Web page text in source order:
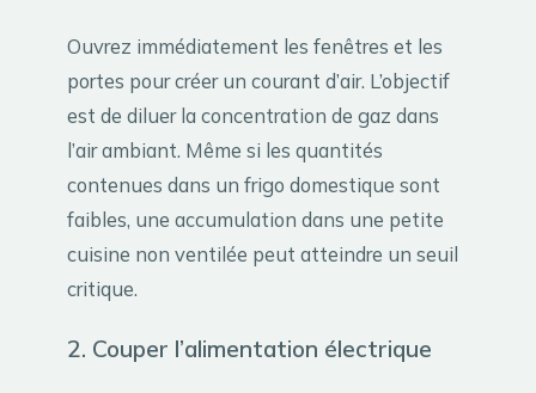
Ouvrez immédiatement les fenêtres et les
portes pour créer un courant d’air. L’objectif
est de diluer la concentration de gaz dans
l’air ambiant. Même si les quantités
contenues dans un frigo domestique sont
faibles, une accumulation dans une petite
cuisine non ventilée peut atteindre un seuil
critique.
2. Couper l’alimentation électrique